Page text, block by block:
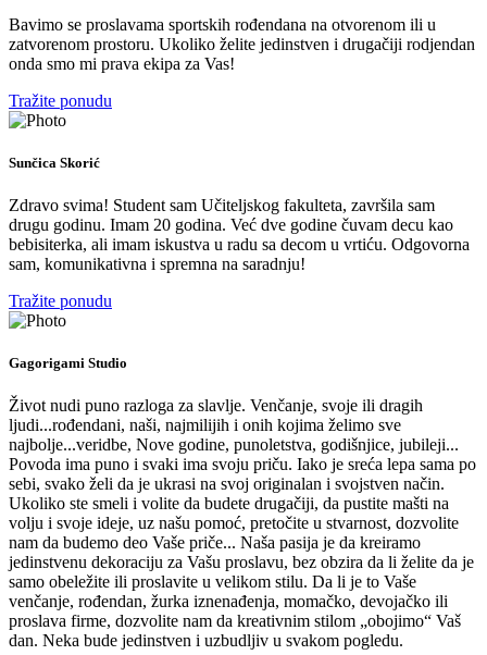
Bavimo se proslavama sportskih rođendana na otvorenom ili u
zatvorenom prostoru. Ukoliko želite jedinstven i drugačiji rodjendan
onda smo mi prava ekipa za Vas!
Tražite ponudu
Sunčica Skorić
Zdravo svima! Student sam Učiteljskog fakulteta, završila sam
drugu godinu. Imam 20 godina. Već dve godine čuvam decu kao
bebisiterka, ali imam iskustva u radu sa decom u vrtiću. Odgovorna
sam, komunikativna i spremna na saradnju!
Tražite ponudu
Gagorigami Studio
Život nudi puno razloga za slavlje. Venčanje, svoje ili dragih
ljudi...rođendani, naši, najmilijih i onih kojima želimo sve
najbolje...veridbe, Nove godine, punoletstva, godišnjice, jubileji...
Povoda ima puno i svaki ima svoju priču. Iako je sreća lepa sama po
sebi, svako želi da je ukrasi na svoj originalan i svojstven način.
Ukoliko ste smeli i volite da budete drugačiji, da pustite mašti na
volju i svoje ideje, uz našu pomoć, pretočite u stvarnost, dozvolite
nam da budemo deo Vaše priče... Naša pasija je da kreiramo
jedinstvenu dekoraciju za Vašu proslavu, bez obzira da li želite da je
samo obeležite ili proslavite u velikom stilu. Da li je to Vaše
venčanje, rođendan, žurka iznenađenja, momačko, devojačko ili
proslava firme, dozvolite nam da kreativnim stilom „obojimo“ Vaš
dan. Neka bude jedinstven i uzbudljiv u svakom pogledu.